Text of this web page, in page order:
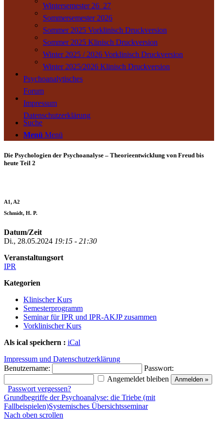
Wintersemester 26_27
Sommersemester 2026
Sommer 2025 Vorklinisch Druckversion
Sommer 2025 Klinisch Druckversion
Winter 2025 / 2026 Vorklinisch Druckversion
Winter 2025/2026 Klinisch Druckversion
Psychoanalytisches
Forum
Impressum
Datenschutzerklärung
Suche
Menü Menü
Die Psychologien der Psychoanalyse – Theorieentwicklung von Freud bis
heute Teil 2
A1, A2
Schmidt, H. P.
Datum/Zeit
Di., 28.05.2024 19:15 - 21:30
Veranstaltungsort
IPR
Kategorien
Klinischer Kurs
Semesterprogramm
Seminar für IPR und IPR-AKJP zusammen
Vorklinischer Kurs
Als ical speichern : iCal
Impressum und Datenschutzerklärung
Benutzername:
Passwort:
Angemeldet bleiben
Passwort vergessen?
Grundbegriffe der Psychoanalyse: die Triebe (mit
Fallbeispielen)Systemisches Übersichtsseminar
Nach oben scrollen